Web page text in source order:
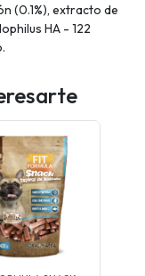
(0.1%), extracto de
HA - 122